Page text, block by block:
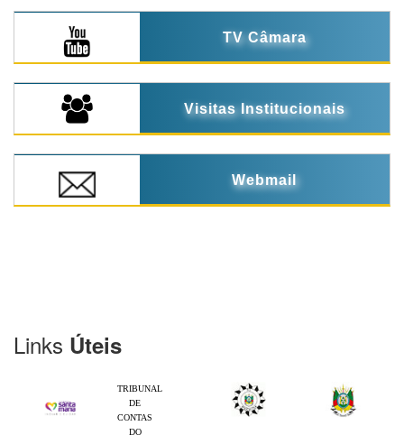
TV Câmara
Visitas Institucionais
Webmail
Links Úteis
TRIBUNAL
DE
CONTAS
DO